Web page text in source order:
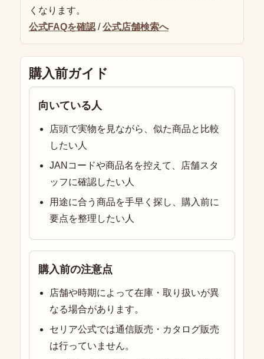
くなります。
公式FAQを確認 /公式店舗検索へ
購入前ガイド
向いている人
店頭で実物を見ながら、似た商品と比較
したい人
JANコードや商品名を控えて、店舗スタ
ッフに確認したい人
用途に合う商品を手早く探し、購入前に
要点を整理したい人
購入前の注意点
店舗や時期によって在庫・取り扱いが異
なる場合があります。
セリア公式では通信販売・カタログ販売
は行っていません。